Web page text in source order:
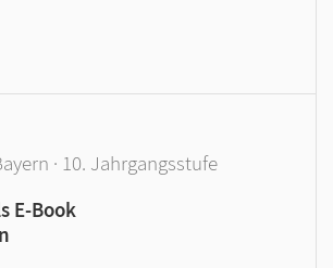
· 10. Jahrgangsstufe
E-Book